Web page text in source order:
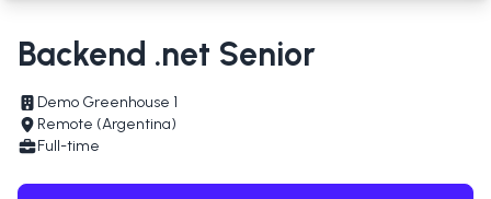
Backend .net Senior
Demo Greenhouse 1
Remote (Argentina)
Full-time